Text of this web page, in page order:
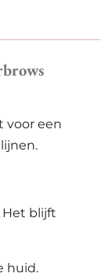
voor een
Het blijft
huid.